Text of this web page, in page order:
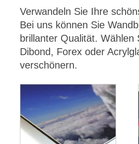
Verwandeln Sie Ihre
Bei uns können Sie
brillanter Qualität. Wählen
Dibond, Forex oder
verschönern.